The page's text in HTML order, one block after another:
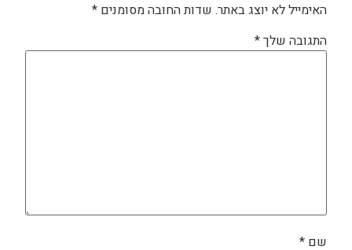
האימייל לא יוצג באתר. שדות החובה מסומנים *
התגובה שלך*
שם *